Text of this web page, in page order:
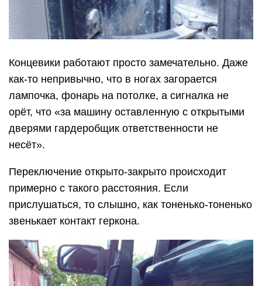
Концевики работают просто замечательно. Даже
как-то непривычно, что в ногах загорается
лампочка, фонарь на потолке, а сигналка не
орёт, что «за машину оставленную с открытыми
дверями гардеробщик ответственности не
несёт».
Переключение открыто-закрыто происходит
примерно с такого расстояния. Если
прислушаться, то слышно, как тоненько-тоненько
звенькает контакт геркона.